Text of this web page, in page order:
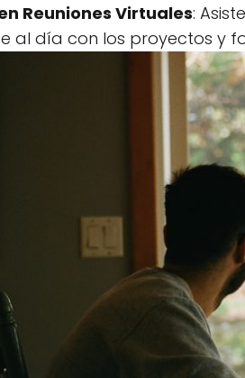
Reuniones Virtuales:
al día con los proyectos y